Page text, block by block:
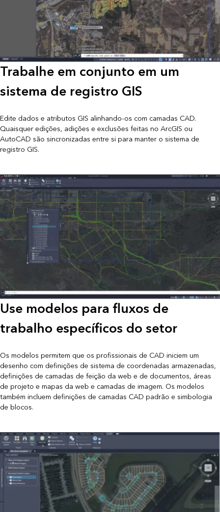
Trabalhe em conjunto em um
sistema de registro GIS
Edite dados e atributos GIS alinhando-os com camadas CAD.
Quaisquer edições, adições e exclusões feitas no ArcGIS ou
AutoCAD são sincronizadas entre si para manter o sistema de
registro GIS.
Use modelos para fluxos de
trabalho específicos do setor
Os modelos permitem que os profissionais de CAD iniciem um
desenho com definições de sistema de coordenadas armazenadas,
definições de camadas de feição da web e de documentos, áreas
de projeto e mapas da web e camadas de imagem. Os modelos
também incluem definições de camadas CAD padrão e simbologia
de blocos.